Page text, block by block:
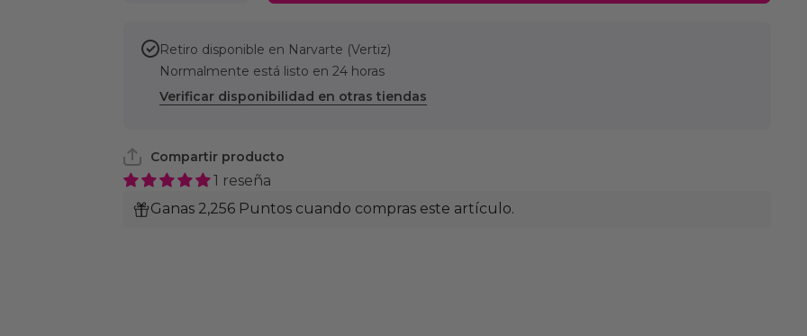
Adult
Indoor 3
kg para
Adulto
Adult
Indoor 3
kg para
Adulto
Retiro disponible en Narvarte (Vertiz)
Normalmente está listo en 24 horas
Verificar disponibilidad en otras tiendas
Compartir producto
1 reseña
Ganas 2,256 Puntos cuando compras este artículo.